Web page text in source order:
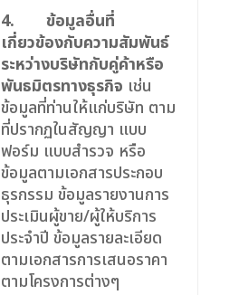
4. ข้อมูลอื่นที่
เกี่ยวข้องกับความสัมพันธ์
ระหว่างบริษัทกับคู่ค้าหรือ
พันธมิตรทางธุรกิจ เช่น
ข้อมูลที่ท่านให้แก่บริษัท ตาม
ที่ปรากฏในสัญญา แบบ
ฟอร์ม แบบสำรวจ หรือ
ข้อมูลตามเอกสารประกอบ
ธุรกรรม ข้อมูลรายงานการ
ประเมินผู้ขาย/ผู้ให้บริการ
ประจำปี ข้อมูลรายละเอียด
ตามเอกสารการเสนอราคา
ตามโครงการต่างๆ